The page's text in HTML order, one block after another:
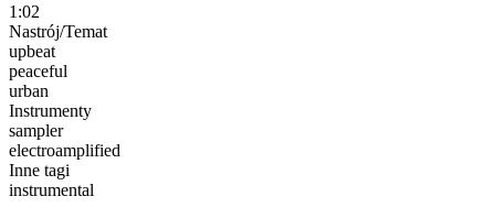
1:02
Nastrój/Temat
upbeat
peaceful
urban
Instrumenty
sampler
electroamplified
Inne tagi
instrumental